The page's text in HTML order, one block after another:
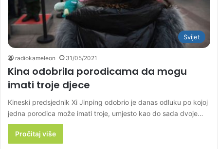
Svijet
radiokameleon 31/05/2021
Kina odobrila porodicama da mogu
imati troje djece
Kineski predsjednik Xi Jinping odobrio je danas odluku po kojoj
jedna porodica može imati troje, umjesto kao do sada dvoje…
Pročitaj više